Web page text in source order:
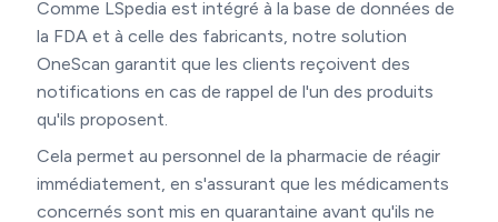
Comme LSpedia est intégré à la base de données de
la FDA et à celle des fabricants, notre solution
OneScan garantit que les clients reçoivent des
notifications en cas de rappel de l'un des produits
qu'ils proposent.
Cela permet au personnel de la pharmacie de réagir
immédiatement, en s'assurant que les médicaments
concernés sont mis en quarantaine avant qu'ils ne